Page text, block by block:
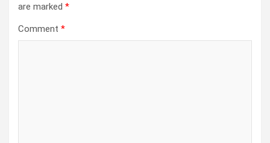
are marked *
Comment *